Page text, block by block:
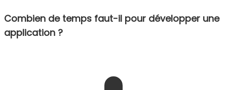
Combien de temps faut-il pour développer une
application ?